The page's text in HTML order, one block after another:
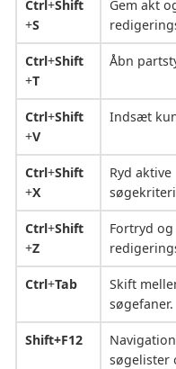
Ctrl+Shift
+S
Gem akt
Ctrl+Shift
+T
Åbn
Ctrl+Shift
+V
Indsæt
Ctrl+Shift
+X
Ryd aktive
Ctrl+Shift
+Z
Fortryd
Ctrl+Tab
Skift
søgefaner.
Shift+F12
søgelister